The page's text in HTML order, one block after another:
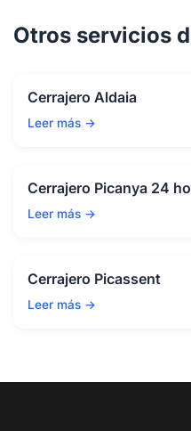
Otros servicios
Cerrajero Aldaia
Leer más →
Cerrajero Picanya 24
Leer más →
Cerrajero Picassent
Leer más →